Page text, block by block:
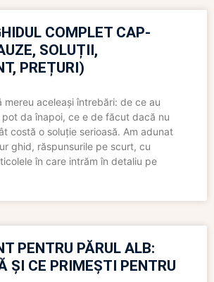
COMPLET CAP-
SOLUȚII,
PREȚURI)
mereu aceleași întrebări: de ce au
da înapoi, ce e de făcut dacă nu
costă o soluție serioasă. Am adunat
ghid, răspunsurile pe scurt, cu
în care intrăm în detaliu pe
PENTRU PĂRUL ALB:
ȘI CE PRIMEȘTI PENTRU